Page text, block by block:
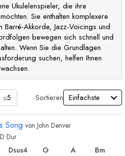
Ukulelenspieler, die ihre
Sie enthalten komplexere
Akkorde, Jazz-Voicings und
bewegen sich schnell und
Wenn Sie die Grundlagen
suchen, helfen Ihnen
≤5 Sortieren
Song von John Denver
D Dur
Dsus4 G
A
Bm